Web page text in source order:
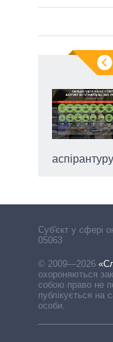
аспірантуру
Cуб'єкт у сфері
05063
© 2009—2026
охороняються
собою право не
публікується на
особи.